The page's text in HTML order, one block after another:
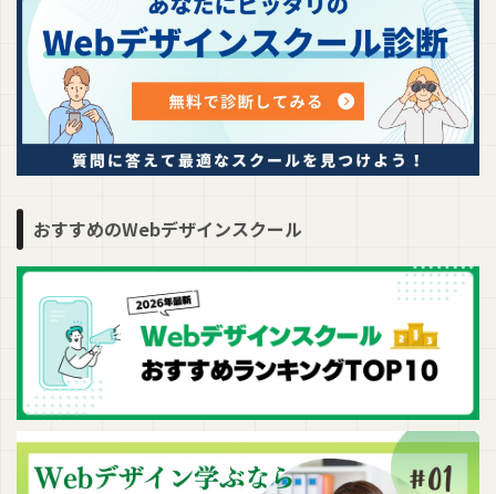
おすすめのWebデザインスクール